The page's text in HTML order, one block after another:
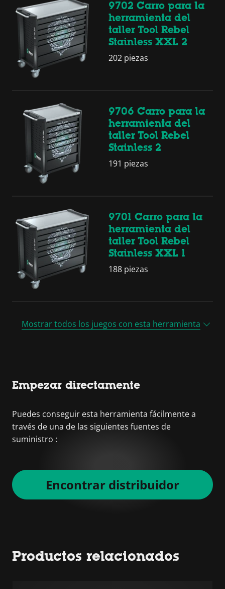
9702 Carro para la
herramienta del
taller Tool Rebel
Stainless XXL 2
202 piezas
9706 Carro para la
herramienta del
taller Tool Rebel
Stainless 2
191 piezas
9701 Carro para la
herramienta del
taller Tool Rebel
Stainless XXL 1
188 piezas
Mostrar todos los juegos con esta herramienta
Empezar directamente
Puedes conseguir esta herramienta fácilmente a
través de una de las siguientes fuentes de
suministro :
Encontrar distribuidor
Productos relacionados